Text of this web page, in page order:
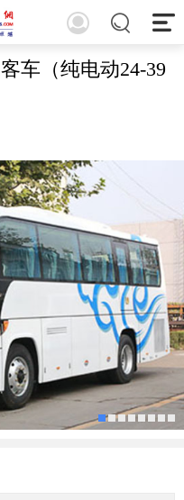
车（纯电动24-39